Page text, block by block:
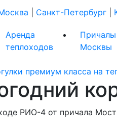
Санкт-Петербург
Аренда
теплоходов
Причалы
Москвы
премиум класса на
РИО-4 от причала